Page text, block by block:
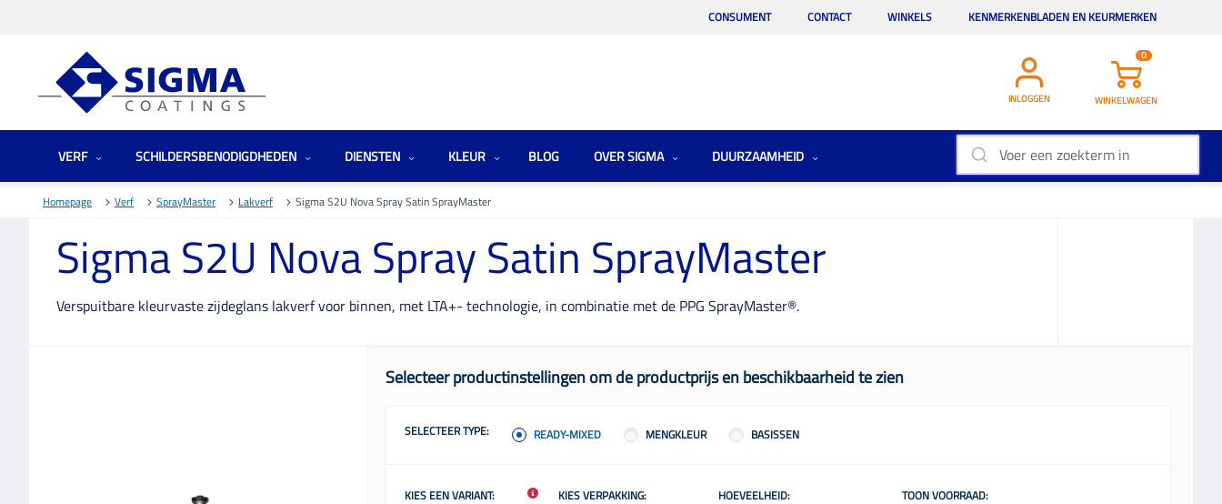
CONSUMENT CONTACT WINKELS KENMERKENBLADEN EN KEURMERKEN
INLOGGEN
0
WINKELWAGEN
VERF SCHILDERSBENODIGDHEDEN DIENSTEN KLEUR BLOG OVER SIGMA DUURZAAMHEID
Homepage Verf SprayMaster Lakverf Sigma S2U Nova Spray Satin SprayMaster
Sigma S2U Nova Spray Satin SprayMaster
Verspuitbare kleurvaste zijdeglans lakverf voor binnen, met LTA+- technologie, in combinatie met de PPG SprayMaster®.
Selecteer productinstellingen om de productprijs en beschikbaarheid te zien
SELECTEER TYPE: READY-MIXED MENGKLEUR BASISSEN
KIES EEN VARIANT: KIES VERPAKKING: HOEVEELHEID: TOON VOORRAAD: